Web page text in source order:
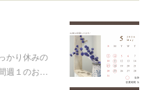
かり休みの
週１のお…